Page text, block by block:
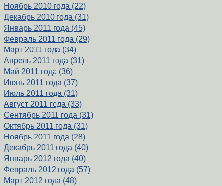
Ноябрь 2010 года (22)
Декабрь 2010 года (31)
Январь 2011 года (45)
Февраль 2011 года (29)
Март 2011 года (34)
Апрель 2011 года (31)
Май 2011 года (36)
Июнь 2011 года (37)
Июль 2011 года (31)
Август 2011 года (33)
Сентябрь 2011 года (31)
Октябрь 2011 года (31)
Ноябрь 2011 года (28)
Декабрь 2011 года (40)
Январь 2012 года (40)
Февраль 2012 года (57)
Март 2012 года (48)